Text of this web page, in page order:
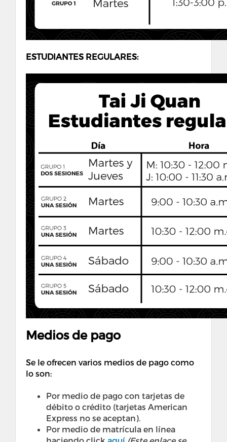
ESTUDIANTES REGULARES:
Medios de pago
Se le ofrecen varios medios de pago como
lo son:
Por medio de pago con tarjetas de
débito o crédito (tarjetas American
Express no se aceptan). ​
Por medio de matrícula en línea